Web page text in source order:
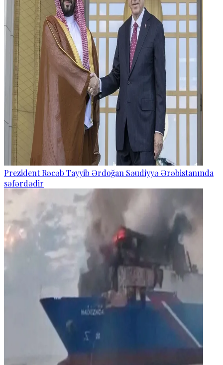
Prezident Rəcəb Tayyib Ərdoğan Səudiyyə Ərəbistanında
səfərdədir